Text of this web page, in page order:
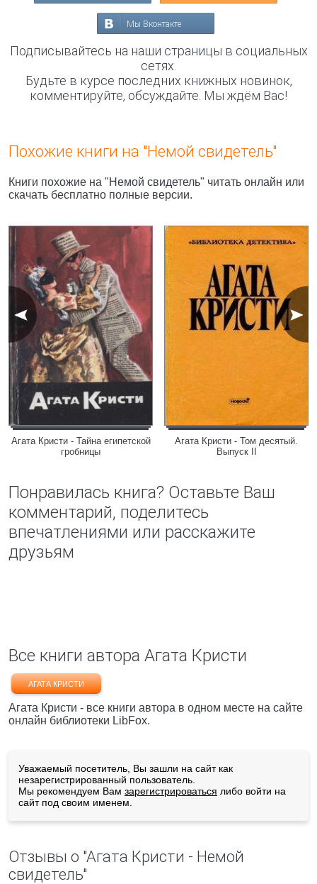
Мы Вконтакте
Подписывайтесь на наши страницы в социальных
сетях.
Будьте в курсе последних книжных новинок,
комментируйте, обсуждайте. Мы ждём Вас!
Похожие книги на "Немой свидетель"
Книги похожие на "Немой свидетель" читать онлайн или
скачать бесплатно полные версии.
Агата Кристи - Тайна египетской
гробницы
Агата Кристи - Том десятый.
Выпуск II
Понравилась книга? Оставьте Ваш
комментарий, поделитесь
впечатлениями или расскажите
друзьям
Все книги автора Агата Кристи
АГАТА КРИСТИ
Агата Кристи - все книги автора в одном месте на сайте
онлайн библиотеки LibFox.
Уважаемый посетитель, Вы зашли на сайт как
незарегистрированный пользователь.
Мы рекомендуем Вам зарегистрироваться либо войти на
сайт под своим именем.
Отзывы о "Агата Кристи - Немой
свидетель"